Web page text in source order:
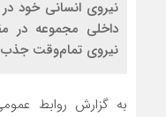
نیروی انسانی خود در
داخلی مجموعه در
نیروی تمام‌وقت
به گزارش روابط